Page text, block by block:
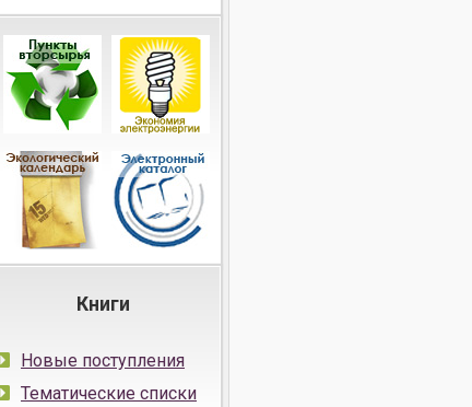
Книги
Новые поступления
Тематические списки